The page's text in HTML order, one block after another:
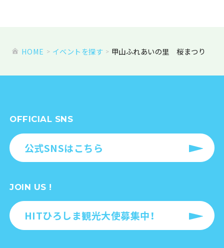
HOME イベントを探す 甲山ふれあいの里 桜まつり
OFFICIAL SNS
公式SNSはこちら
JOIN US !
HITひろしま観光大使募集中！